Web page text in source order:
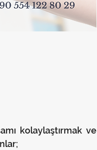
kolaylaştırmak ve